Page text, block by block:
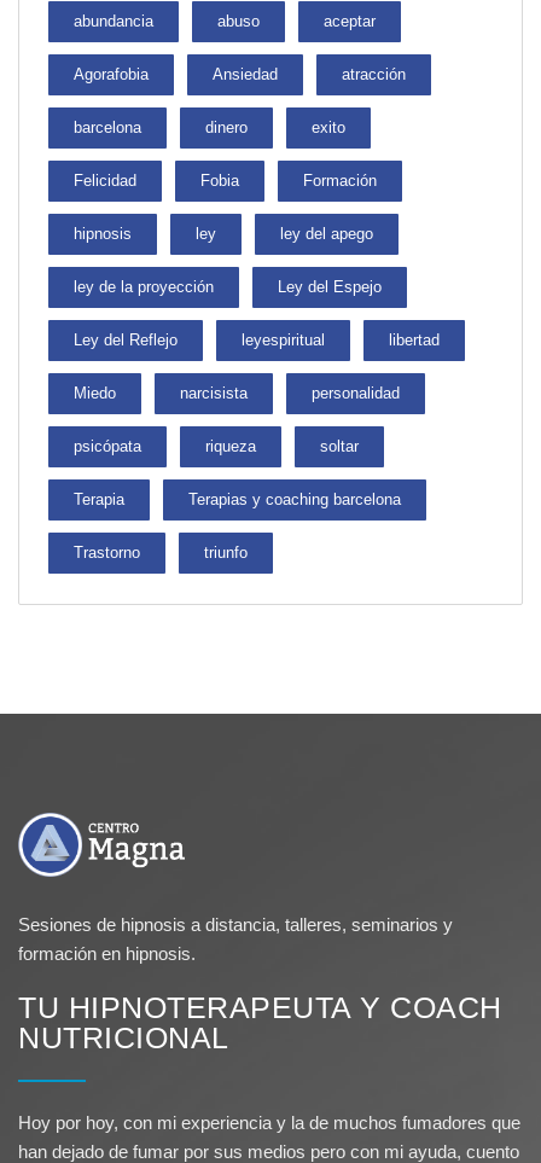
abundancia abuso aceptar
Agorafobia Ansiedad atracción
barcelona dinero exito
Felicidad Fobia Formación
hipnosis ley ley del apego
ley de la proyección Ley del Espejo
Ley del Reflejo leyespiritual libertad
Miedo narcisista personalidad
psicópata riqueza soltar
Terapia Terapias y coaching barcelona
Trastorno triunfo
Sesiones de hipnosis a distancia, talleres, seminarios y
formación en hipnosis.
TU HIPNOTERAPEUTA Y COACH
NUTRICIONAL
Hoy por hoy, con mi experiencia y la de muchos fumadores que
han dejado de fumar por sus medios pero con mi ayuda, cuento